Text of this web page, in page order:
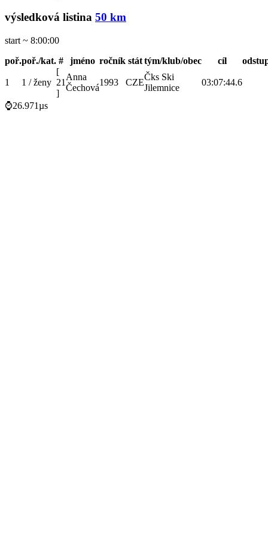
výsledková listina 50 km
start ~ 8:00:00
poř.poř./kat. # jméno ročník stát tým/klub/obec cíl
1 1 / ženy
[
21
]
Anna
Čechová
1993 CZE
Čks Ski
Jilemnice
03:07:44.6
⌚26.971µs